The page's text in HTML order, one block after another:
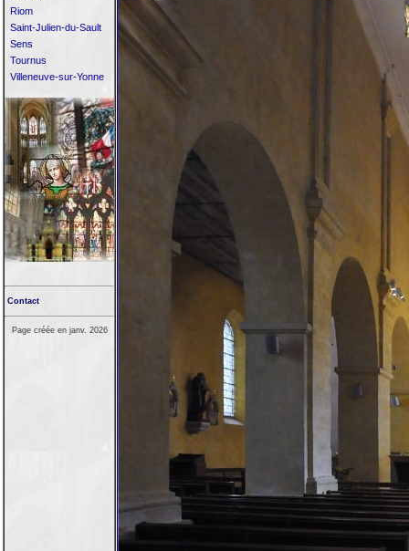
Riom
Saint-Julien-du-Sault
Sens
Tournus
Villeneuve-sur-Yonne
Contact
Page créée en janv. 2026